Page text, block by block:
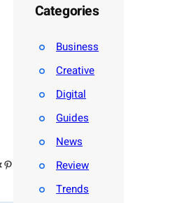
Pinterest
Categories
Business
Creative
Digital
Guides
News
Review
Trends